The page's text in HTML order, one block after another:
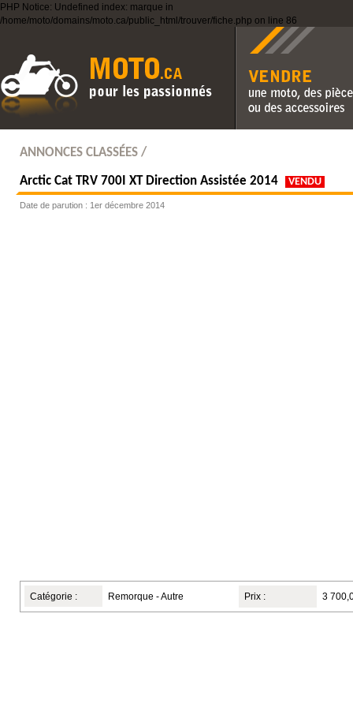
PHP Notice: Undefined index: marque in
/home/moto/domains/moto.ca/public_html/trouver/fiche.php on line 86
Vendre une moto, des
des accessoires
ANNONCES CLASSÉES /
Arctic Cat TRV 700I XT Direction Assistée 2014 VENDU
Date de parution : 1er décembre 2014
Catégorie : Remorque - Autre Prix : 3